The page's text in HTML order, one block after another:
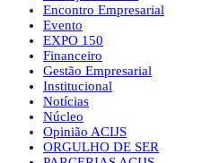
Encontro Empresarial
Evento
EXPO 150
Financeiro
Gestão Empresarial
Institucional
Notícias
Núcleo
Opinião ACIJS
ORGULHO DE SER